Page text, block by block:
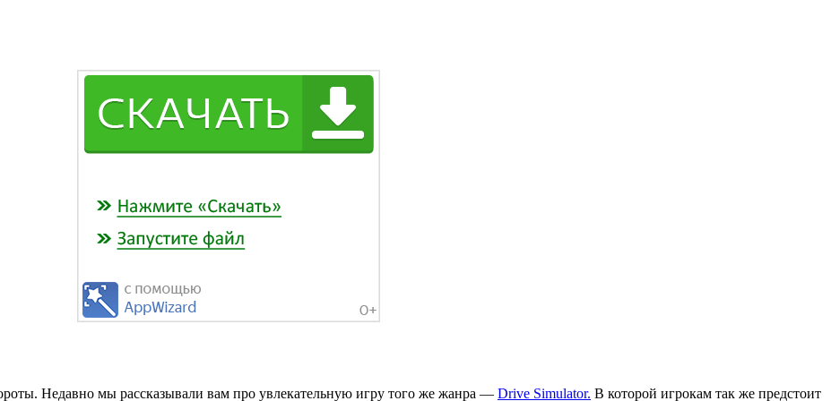
Недавно мы рассказывали вам про увлекательную игру того же жанра — Drive Simulator. В которой игрокам так же предстоит